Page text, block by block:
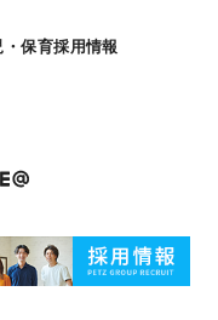
・保育採用情報